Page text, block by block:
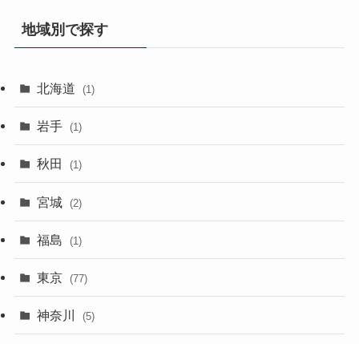
地域別で探す
北海道 (1)
岩手 (1)
秋田 (1)
宮城 (2)
福島 (1)
東京 (77)
神奈川 (5)